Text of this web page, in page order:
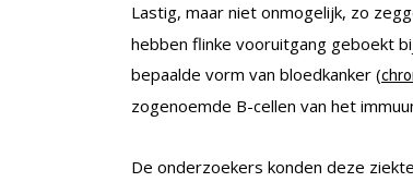
Lastig, maar niet onmogelijk, zo
hebben flinke vooruitgang geboekt
bepaalde vorm van bloedkanker (
zogenoemde B-cellen van het
De onderzoekers konden deze